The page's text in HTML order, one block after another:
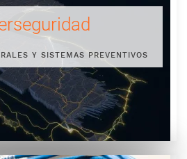
Y SISTEMAS PREVENTIVOS